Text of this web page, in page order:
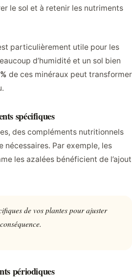
le sol et à retenir les nutriments
particulièrement utile pour les
d’humidité et un sol bien
de ces minéraux peut transformer
spécifiques
des compléments nutritionnels
nécessaires. Par exemple, les
les azalées bénéficient de l’ajout
de vos plantes pour ajuster
périodiques